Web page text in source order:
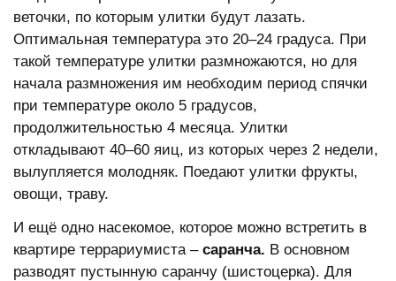
веточки, по которым улитки будут лазать.
Оптимальная температура это 20–24 градуса. При
такой температуре улитки размножаются, но для
начала размножения им необходим период спячки
при температуре около 5 градусов,
продолжительностью 4 месяца. Улитки
откладывают 40–60 яиц, из которых через 2 недели,
вылупляется молодняк. Поедают улитки фрукты,
овощи, траву.
И ещё одно насекомое, которое можно встретить в
квартире террариумиста – саранча. В основном
разводят пустынную саранчу (шистоцерка). Для